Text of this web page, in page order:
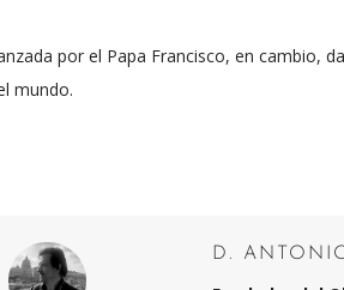
por el Papa Francisco, en cambio,
mundo.
D.